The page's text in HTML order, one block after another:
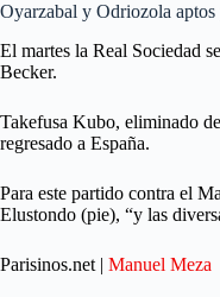
Oyarzabal y Odriozola
El martes la Real Sociedad
Becker.
Takefusa Kubo, eliminado
regresado a España.
Para este partido contra el
Elustondo (pie), “y las
Parisinos.net | Manuel Meza